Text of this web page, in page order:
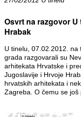
Osvrt na razgovor
Hrabak
U tinelu, 07.02.2012.
grada razgovarali su
arhitekata Hrvatske i
Jugoslavije i Hrvoje
hrvatskih arhitekata i
Zagreba. O čemu se još